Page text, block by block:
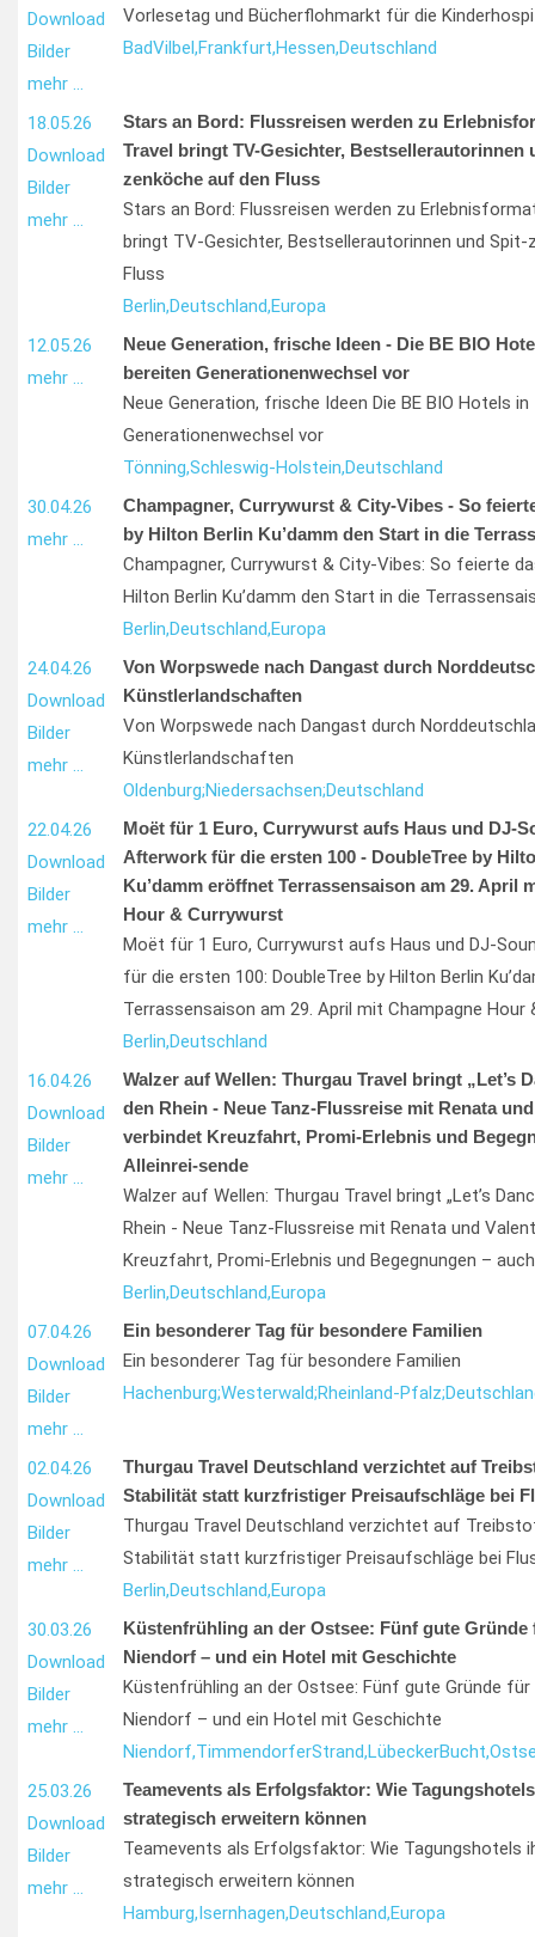
Download
Bilder
mehr …
Vorlesetag und Bücherflohmarkt für die
BadVilbel,Frankfurt,Hessen,Deutschland
18.05.26
Download
Bilder
mehr …
Stars an Bord: Flussreisen werden zu
Travel bringt TV-Gesichter, Bestsellerautorinnen
zenköche auf den Fluss
Stars an Bord: Flussreisen werden zu
bringt TV-Gesichter, Bestsellerautorinnen und Spit-
Fluss
Berlin,Deutschland,Europa
12.05.26
mehr …
Neue Generation, frische Ideen - Die BE BIO
bereiten Generationenwechsel vor
Neue Generation, frische Ideen Die BE BIO Hotels
Generationenwechsel vor
Tönning,Schleswig-Holstein,Deutschland
30.04.26
mehr …
Champagner, Currywurst & City-Vibes - So
by Hilton Berlin Ku’damm den Start in die
Champagner, Currywurst & City-Vibes: So feierte
Hilton Berlin Ku’damm den Start in die
Berlin,Deutschland,Europa
24.04.26
Download
Bilder
mehr …
Von Worpswede nach Dangast durch
Künstlerlandschaften
Von Worpswede nach Dangast durch
Künstlerlandschaften
Oldenburg;Niedersachsen;Deutschland
22.04.26
Download
Bilder
mehr …
Moët für 1 Euro, Currywurst aufs Haus und DJ-
Afterwork für die ersten 100 - DoubleTree by
Ku’damm eröffnet Terrassensaison am 29. April
Hour & Currywurst
Moët für 1 Euro, Currywurst aufs Haus und DJ-
für die ersten 100: DoubleTree by Hilton Berlin
Terrassensaison am 29. April mit Champagne Hour
Berlin,Deutschland
16.04.26
Download
Bilder
mehr …
Walzer auf Wellen: Thurgau Travel bringt „Let’s
den Rhein - Neue Tanz-Flussreise mit Renata
verbindet Kreuzfahrt, Promi-Erlebnis und
Alleinrei-sende
Walzer auf Wellen: Thurgau Travel bringt „Let’s
Rhein - Neue Tanz-Flussreise mit Renata und
Kreuzfahrt, Promi-Erlebnis und Begegnungen –
Berlin,Deutschland,Europa
07.04.26
Download
Bilder
mehr …
Ein besonderer Tag für besondere Familien
Ein besonderer Tag für besondere Familien
Hachenburg;Westerwald;Rheinland-Pfalz;
02.04.26
Download
Bilder
mehr …
Thurgau Travel Deutschland verzichtet auf
Stabilität statt kurzfristiger Preisaufschläge bei
Thurgau Travel Deutschland verzichtet auf
Stabilität statt kurzfristiger Preisaufschläge bei
Berlin,Deutschland,Europa
30.03.26
Download
Bilder
mehr …
Küstenfrühling an der Ostsee: Fünf gute Gründe
Niendorf – und ein Hotel mit Geschichte
Küstenfrühling an der Ostsee: Fünf gute Gründe
Niendorf – und ein Hotel mit Geschichte
Niendorf,TimmendorferStrand,LübeckerBucht,
25.03.26
Download
Bilder
mehr …
Teamevents als Erfolgsfaktor: Wie
strategisch erweitern können
Teamevents als Erfolgsfaktor: Wie Tagungshotels
strategisch erweitern können
Hamburg,Isernhagen,Deutschland,Europa